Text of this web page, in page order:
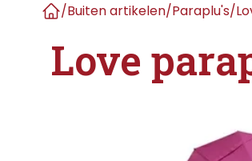
/Buiten artikelen/Paraplu's/
Love